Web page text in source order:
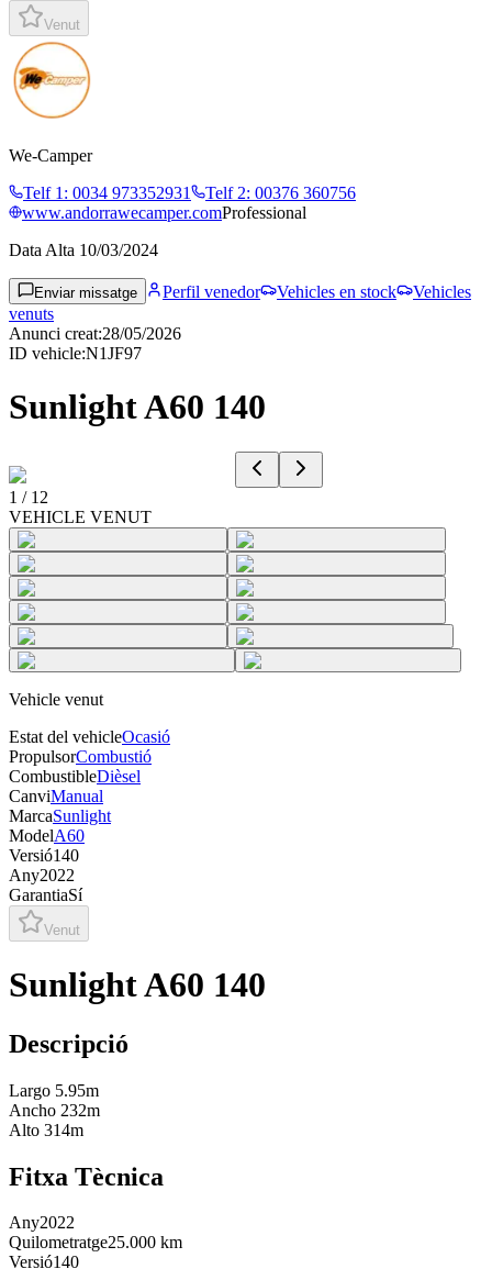
Venut
We-Camper
Telf 1 : 0034 973352931 Telf 2: 00376 360756
www.andorrawecamper.comProfessional
Data Alta 10/03/2024
Enviar missatge Perfil venedor Vehicles en stock
Vehicles
venuts
Anunci creat:28/05/2026
ID vehicle:N1JF97
Sunlight A60 140
1 / 12
VEHICLE VENUT
Vehicle venut
Estat del vehicleOcasió
PropulsorCombustió
CombustibleDièsel
CanviManual
MarcaSunlight
ModelA60
Versió140
Any2022
GarantiaSí
Venut
Sunlight A60 140
Descripció
Largo 5.95m
Ancho 232m
Alto 314m
Fitxa Tècnica
Any2022
Quilometratge25.000 km
Versió140